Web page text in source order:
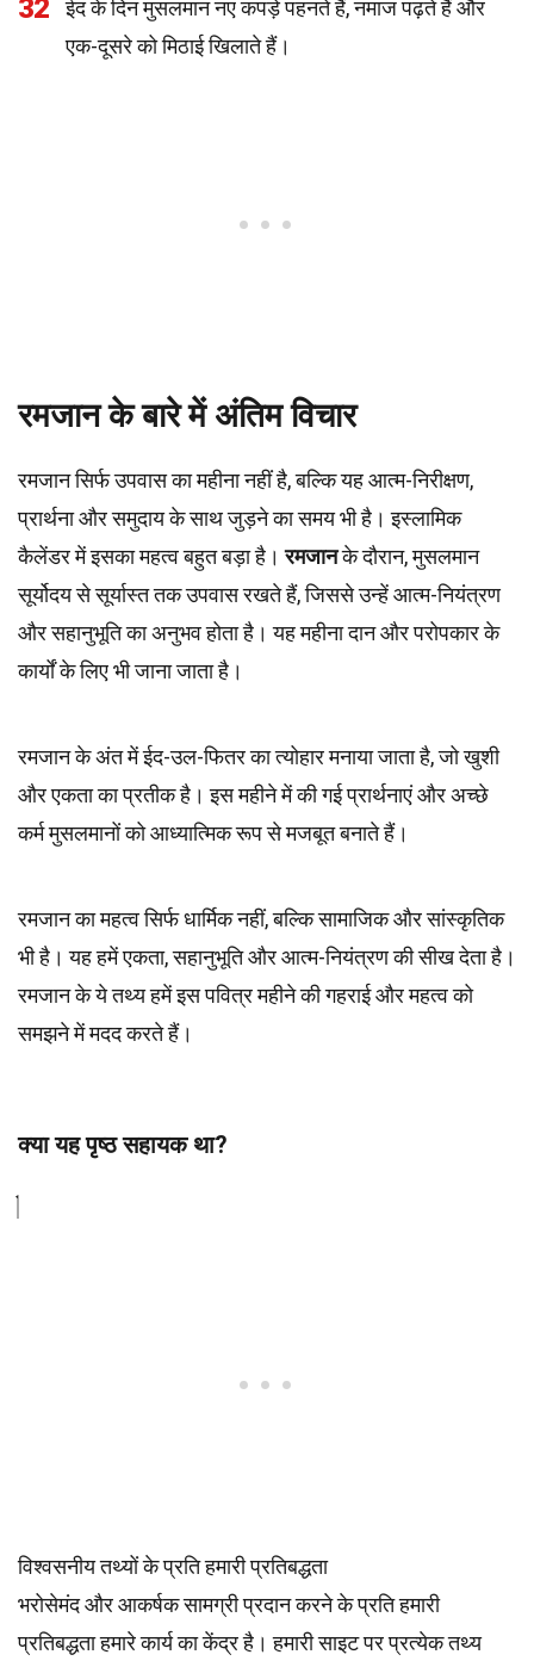
32
ईद के दिन मुसलमान नए कपड़े पहनते हैं, नमाज पढ़ते हैं और
एक-दूसरे को मिठाई खिलाते हैं।
रमजान के बारे में अंतिम विचार
रमजान सिर्फ उपवास का महीना नहीं है, बल्कि यह आत्म-निरीक्षण,
प्रार्थना और समुदाय के साथ जुड़ने का समय भी है। इस्लामिक
कैलेंडर में इसका महत्व बहुत बड़ा है।रमजानके दौरान, मुसलमान
सूर्योदय से सूर्यास्त तक उपवास रखते हैं, जिससे उन्हें आत्म-नियंत्रण
और सहानुभूति का अनुभव होता है। यह महीना दान और परोपकार के
कार्यों के लिए भी जाना जाता है।
रमजान के अंत में ईद-उल-फितर का त्योहार मनाया जाता है, जो खुशी
और एकता का प्रतीक है। इस महीने में की गई प्रार्थनाएं और अच्छे
कर्म मुसलमानों को आध्यात्मिक रूप से मजबूत बनाते हैं।
रमजान का महत्व सिर्फ धार्मिक नहीं, बल्कि सामाजिक और सांस्कृतिक
भी है। यह हमें एकता, सहानुभूति और आत्म-नियंत्रण की सीख देता है।
रमजान के ये तथ्य हमें इस पवित्र महीने की गहराई और महत्व को
समझने में मदद करते हैं।
क्या यह पृष्ठ सहायक था?
विश्वसनीय तथ्यों के प्रति हमारी प्रतिबद्धता
भरोसेमंद और आकर्षक सामग्री प्रदान करने के प्रति हमारी
प्रतिबद्धता हमारे कार्य का केंद्र है। हमारी साइट पर प्रत्येक तथ्य